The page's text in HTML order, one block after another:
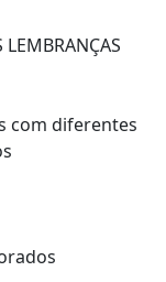
com diferentes